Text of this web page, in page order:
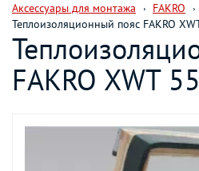
Аксессуары для монтажа
FAKRO
Теплоизоляционный пояс FAKRO
FAKRO XWT